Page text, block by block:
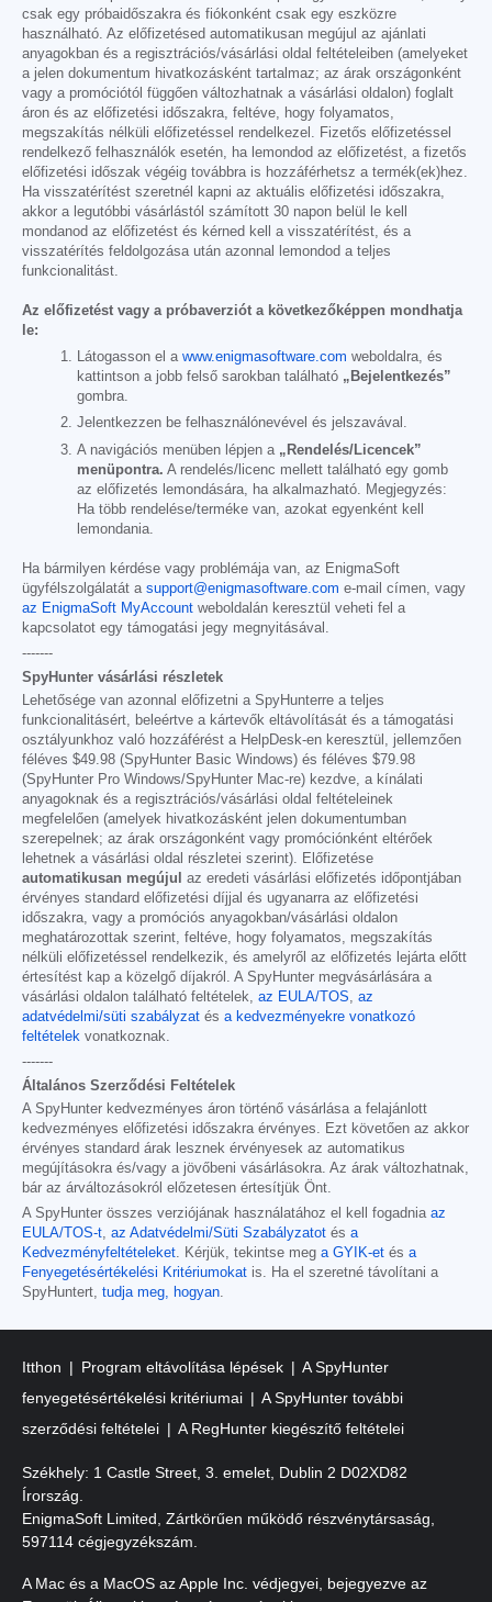
csak egy próbaidőszakra és fiókonként csak egy eszközre
használható. Az előfizetésed automatikusan megújul az ajánlati
anyagokban és a regisztrációs/vásárlási oldal feltételeiben (amelyeket
a jelen dokumentum hivatkozásként tartalmaz; az árak országonként
vagy a promóciótól függően változhatnak a vásárlási oldalon) foglalt
áron és az előfizetési időszakra, feltéve, hogy folyamatos,
megszakítás nélküli előfizetéssel rendelkezel. Fizetős előfizetéssel
rendelkező felhasználók esetén, ha lemondod az előfizetést, a fizetős
előfizetési időszak végéig továbbra is hozzáférhetsz a termék(ek)hez.
Ha visszatérítést szeretnél kapni az aktuális előfizetési időszakra,
akkor a legutóbbi vásárlástól számított 30 napon belül le kell
mondanod az előfizetést és kérned kell a visszatérítést, és a
visszatérítés feldolgozása után azonnal lemondod a teljes
funkcionalitást.
Az előfizetést vagy a próbaverziót a következőképpen mondhatja
le:
Látogasson el a www.enigmasoftware.com weboldalra, és
kattintson a jobb felső sarokban található „Bejelentkezés”
gombra.
Jelentkezzen be felhasználónevével és jelszavával.
A navigációs menüben lépjen a „Rendelés/Licencek”
menüpontra. A rendelés/licenc mellett található egy gomb
az előfizetés lemondására, ha alkalmazható. Megjegyzés:
Ha több rendelése/terméke van, azokat egyenként kell
lemondania.
Ha bármilyen kérdése vagy problémája van, az EnigmaSoft
ügyfélszolgálatát a support@enigmasoftware.com e-mail címen, vagy
az EnigmaSoft MyAccount weboldalán keresztül veheti fel a
kapcsolatot egy támogatási jegy megnyitásával.
-------
SpyHunter vásárlási részletek
Lehetősége van azonnal előfizetni a SpyHunterre a teljes
funkcionalitásért, beleértve a kártevők eltávolítását és a támogatási
osztályunkhoz való hozzáférést a HelpDesk-en keresztül, jellemzően
féléves $49.98 (SpyHunter Basic Windows) és féléves $79.98
(SpyHunter Pro Windows/SpyHunter Mac-re) kezdve, a kínálati
anyagoknak és a regisztrációs/vásárlási oldal feltételeinek
megfelelően (amelyek hivatkozásként jelen dokumentumban
szerepelnek; az árak országonként vagy promóciónként eltérőek
lehetnek a vásárlási oldal részletei szerint). Előfizetése
automatikusan megújul
az eredeti vásárlási előfizetés időpontjában
érvényes standard előfizetési díjjal és ugyanarra az előfizetési
időszakra, vagy a promóciós anyagokban/vásárlási oldalon
meghatározottak szerint, feltéve, hogy folyamatos, megszakítás
nélküli előfizetéssel rendelkezik, és amelyről az előfizetés lejárta előtt
értesítést kap a közelgő díjakról. A SpyHunter megvásárlására a
vásárlási oldalon található feltételek, az EULA/TOS
az
adatvédelmi/süti szabályzat és a kedvezményekre vonatkozó
feltételek vonatkoznak.
-------
Általános Szerződési Feltételek
A SpyHunter kedvezményes áron történő vásárlása a felajánlott
kedvezményes előfizetési időszakra érvényes. Ezt követően az akkor
érvényes standard árak lesznek érvényesek az automatikus
megújításokra és/vagy a jövőbeni vásárlásokra. Az árak változhatnak,
bár az árváltozásokról előzetesen értesítjük Önt.
A SpyHunter összes verziójának használatához el kell fogadnia az
EULA/TOS-t az Adatvédelmi/Süti Szabályzatot és a
Kedvezményfeltételeket . Kérjük, tekintse meg a GYIK-et és a
Fenyegetésértékelési Kritériumokat is. Ha el szeretné távolítani a
SpyHuntert, tudja meg, hogyan
Itthon Program eltávolítása lépések
A SpyHunter
fenyegetésértékelési kritériumai
A SpyHunter további
szerződési feltételei
A RegHunter kiegészítő feltételei
Székhely: 1 Castle Street, 3. emelet, Dublin 2 D02XD82
Írország.
EnigmaSoft Limited, Zártkörűen működő részvénytársaság,
597114 cégjegyzékszám.
A Mac és a MacOS az Apple Inc. védjegyei, bejegyezve az